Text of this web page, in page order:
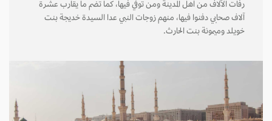
رفات الآلاف من أهل المدينة ومن توفي فيها، كما تضم ما يقارب عشرة
آلاف صحابي دفنوا فيها، منهم زوجات النبي عدا السيدة خديجة بنت
خويلد وميمونة بنت الحارث.